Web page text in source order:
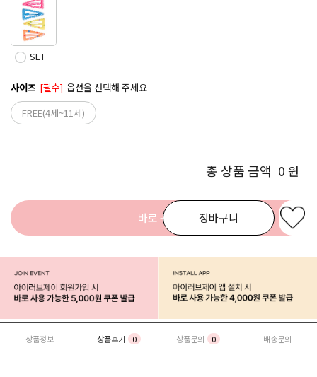
SET
사이즈 [필수] 옵션을 선택해 주세요
FREE(4세~11세)
총 상품 금액 0 원
장바구니
바로 구매
상품정보 상품후기 0 상품문의 0 배송문의